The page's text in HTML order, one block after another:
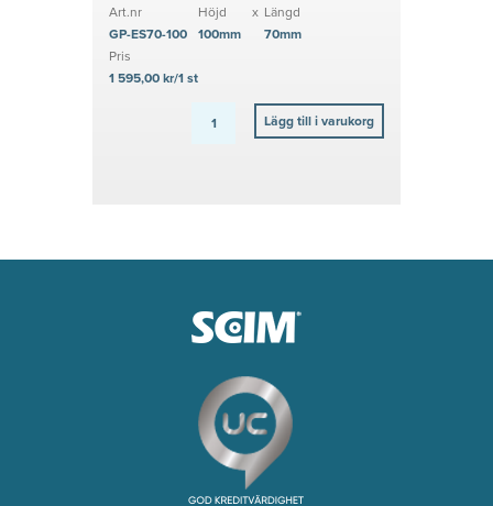
Art.nr
GP-ES70-100
Höjd
100mm
x Längd
70mm
Pris
1 595,00 kr/1 st